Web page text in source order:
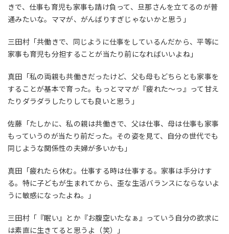
きで、仕事も育児も家事も請け負って、旦那さんを立てるのが普
通みたいな。ママが、がんばりすぎじゃないかと思う」
三田村「共働きで、同じように仕事をしているんだから、平等に
家事も育児も分担することが当たり前になればいいよね」
真田「私の両親も共働きだったけど、父も母もどちらとも家事を
することが基本で育った。もっとママが『疲れた〜っ』って甘え
たりダラダラしたりしても良いと思う」
佐藤「たしかに、私の親は共働きで、父は仕事、母は仕事も家事
もっていうのが当たり前だった。その姿を見て、自分の世代でも
同じような関係性の夫婦が多いかも」
真田「疲れたら休む。仕事する時は仕事する。家事は手分けす
る。特に子どもが生まれてから、歪な生活バランスにならないよ
うに敏感になったよね。」
三田村「『眠い』とか『お腹空いたなぁ』っていう自分の欲求に
は素直に生きてると思うよ（笑）」